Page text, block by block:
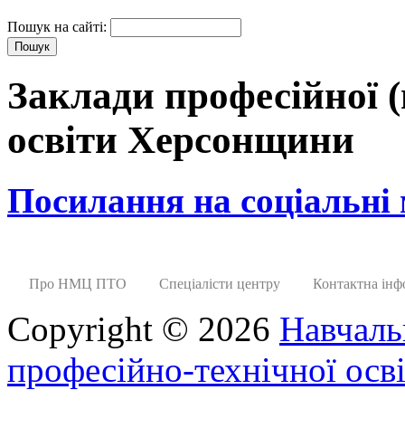
Пошук на сайті:
Заклади професійної
освіти Херсонщини
Посилання на соціальні
Про НМЦ ПТО Спеціалісти центру Контактна
Copyright © 2026
професійно-технічної